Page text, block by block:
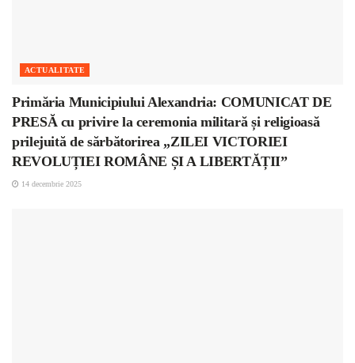
ACTUALITATE
Primăria Municipiului Alexandria: COMUNICAT DE
PRESĂ cu privire la ceremonia militară și religioasă
prilejuită de sărbătorirea „ZILEI VICTORIEI
REVOLUȚIEI ROMÂNE ȘI A LIBERTĂȚII”
14 decembrie 2025